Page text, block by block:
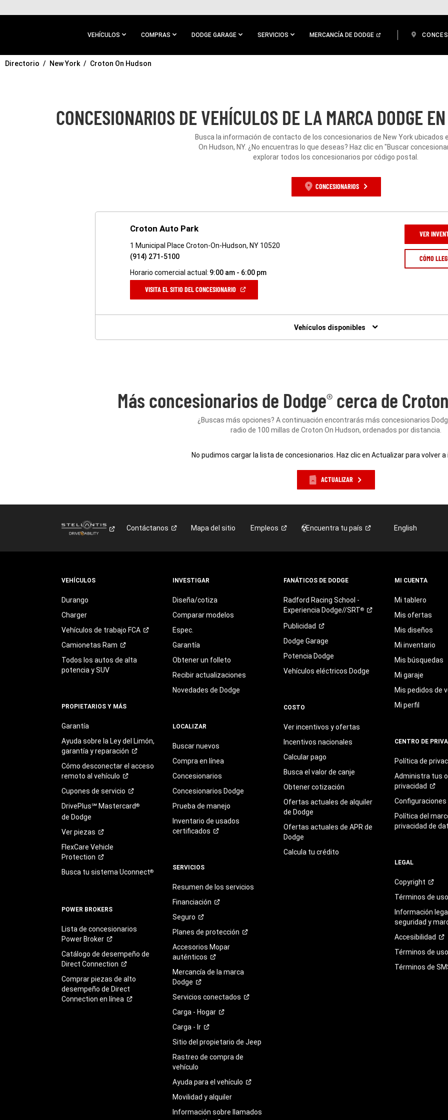
CONTENIDO
VEHÍCULOS COMPRAS DODGE GARAGE SERVICIOS MERCANCÍA DE DODGE
IR A
Directorio New York Croton On Hudson
CONCESIONARIOS DE VEHÍCULOS DE LA MARCA DODGE
Busca la información de contacto de los concesionarios de New York ubicados
On Hudson, NY. ¿No encuentras lo que deseas? Haz clic en "Buscar
explorar todos los concesionarios por código postal.
CONCESIONARIOS
Croton Auto Park
1 Municipal Place Croton-On-Hudson, NY 10520
(914) 271-5100
Horario comercial actual: 9:00 am - 6:00 pm
VISITA EL SITIO DEL CONCESIONARIO(ABRIR
NUEVA)
VER
CÓMO
Vehículos disponibles
Más concesionarios de Dodge®cerca de
¿Buscas más opciones? A continuación encontrarás más concesionarios
radio de 100 millas de Croton On Hudson, ordenados por distancia.
No pudimos cargar la lista de concesionarios. Haz clic en Actualizar para volver
ACTUALIZAR
Contáctanos Mapa del sitio Empleos Encuentra tu país English
VEHÍCULOS
Durango
Charger
Vehículos de trabajo FCA
Camionetas Ram
Todos los autos de alta
potencia y SUV
PROPIETARIOS Y MÁS
Garantía
Ayuda sobre la Ley del Limón,
garantía yreparación
Cómo desconectar el acceso
remoto al vehículo
Cupones de servicio
DrivePlus℠ Mastercard®
de Dodge
Verpiezas
FlexCare Vehicle
Protection
Busca tu sistema Uconnect®
POWER BROKERS
Lista de concesionarios
Power Broker
Catálogo de desempeño de
Direct Connection
Comprar piezas de alto
desempeño de Direct
Connection en línea
INVESTIGAR
Diseña/cotiza
Comparar modelos
Espec.
Garantía
Obtener un folleto
Recibir actualizaciones
Novedades de Dodge
LOCALIZAR
Buscar nuevos
Compra en línea
Concesionarios
Concesionarios Dodge
Prueba de manejo
Inventario de usados
certificados
SERVICIOS
Resumen de los servicios
Financiación
Seguro
Planes de protección
Accesorios Mopar
auténticos
Mercancía de la marca
Dodge
Servicios conectados
Carga - Hogar
Carga - Ir
Sitio del propietario de Jeep
Rastreo de compra de
vehículo
Ayuda para el vehículo
Movilidad y alquiler
Información sobre llamados
FANÁTICOS DE DODGE
Radford Racing School -
Experiencia Dodge//SRT®
Publicidad
Dodge Garage
Potencia Dodge
Vehículos eléctricos Dodge
COSTO
Ver incentivos y ofertas
Incentivos nacionales
Calcular pago
Busca el valor de canje
Obtener cotización
Ofertas actuales de alquiler
de Dodge
Ofertas actuales de APR de
Dodge
Calcula tu crédito
MI CUENTA
Mi tablero
Mis ofertas
Mis diseños
Mi inventario
Mis búsquedas
Mi garaje
Mis pedidos de
Mi perfil
CENTRO DE
Política de
Administra tus
privacidad
Configuraciones
Política del
privacidad de
LEGAL
Copyright
Términos deuso
Información
seguridad y
Accesibilidad
Términos de
Términos de